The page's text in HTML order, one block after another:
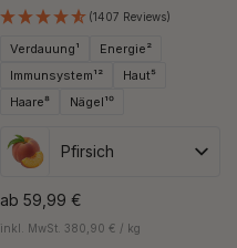
(1407 Reviews)
Verdauung¹
Energie²
Immunsystem¹²
Haut⁵
Haare⁸
Nägel¹⁰
Pfirsich
ab 59,99 €
inkl. MwSt. 380,90 € / kg